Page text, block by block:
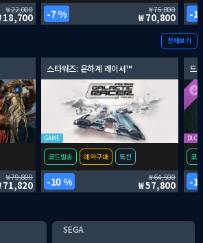
22,000
18,700 7 % 75,800
70,800
전체보기
79,800
71,820
스타워즈: 은하계 레이서™
GAME
코드발송 예약구매 특전
10 % 64,500
57,800
드
DLC
코
SEGA